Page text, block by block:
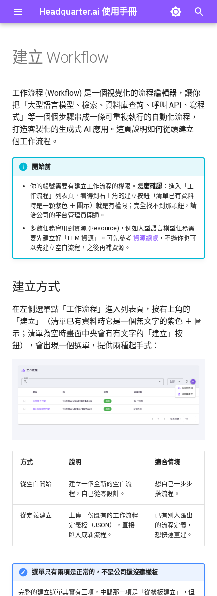
Headquarter.ai 使用手冊
字
搜
尋
概覽
快速開始 第一個工作流程
概念
通用介面元件
建立 Agent
Copilot
Agent 設定總覽
工具設定
內建工具
檢索工具
工作流程工具
MCP 伺服器工具
技能工具
Lambda 工具
API 工具
Agent 工具
Athena 工具
OpenSearch 工具
Redshift 工具
與 Agent 對話
版本紀錄
建立方式
操作步驟：從空白開始
「建立工作流程」對話框欄
位
下一步
概覽
JSONPath 語法
Template 語法
變數 (Variable)
外部記憶體
進階：Path Parameters
進階：外部記憶體語法
概覽
大型語言模型
結構化大型語言模型
Agent
Lambda
程式碼
HTTPS API
MCP
搜尋引擎
讀取網址
MySQL
Athena
OpenSearch
檢索
檢索器
排序器
執行同步工作流程
查看工作流程執行
概覽
大型語言模型
嵌入模型
樣板
知識庫
檢索器
分割器
載入器
連結器
搜尋引擎
MCP 伺服器
資料集
儲存庫
Agent
概覽
群組
使用者
使用者對話記錄
身分驗證
應用程式 API 金鑰
概覽
個人資料
安全
API 金鑰
概覽
前置準備：建立知識庫
教學 01：建立 QA Agent
教學 02：為 Agent 連接 MCP
教學 03：將 Agent 發佈為
MCP 伺服器
教學 04：建立 RAG Workflow
最佳實踐
疑難排解
詞彙表
常見問題
建立 Workflow
工作流程 (Workflow) 是一個視覺化的流程編輯器，讓你
把「大型語言模型、檢索、資料庫查詢、呼叫 API、寫程
式」等一個個步驟串成一條可重複執行的自動化流程，
打造客製化的生成式 AI 應用。這頁說明如何從頭建立一
個工作流程。
開始前
你的帳號需要有建立工作流程的權限。怎麼確認 ：進入「工
作流程」列表頁，看得到右上角的建立按鈕（清單已有資料
時是一顆紫色 ＋ 圖示）就是有權限；完全找不到那顆鈕，請
洽公司的平台管理員開通。
多數任務會用到資源 (Resource)，例如大型語言模型任務需
要先建立好「LLM 資源」。可先參考資源總覽 ，不過你也可
以先建立空白流程，之後再補資源。
建立方式
在左側選單點「工作流程」進入列表頁，按右上角的
「建立」（清單已有資料時它是一個無文字的紫色 ＋ 圖
示；清單為空時畫面中央會有有文字的「建立」按
鈕），會出現一個選單，提供兩種起手式：
方式 說明 適合情境
從空白開始
建立一個全新的空白流
程，自己從零設計。
想自己一步步
搭流程。
從定義建立
上傳一份既有的工作流程
定義檔（JSON），直接
匯入成新流程。
已有別人匯出
的流程定義，
想快速重建。
選單只有兩項是正常的，不是公司還沒建樣板
完整的建立選單其實有三項，中間那一項是「從樣板建立」，但